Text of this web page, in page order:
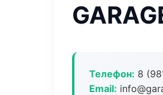
Телефон: 8
Email: